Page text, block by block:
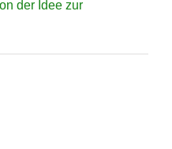
der Idee zur